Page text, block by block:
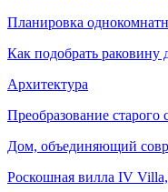
Планировка
Как подобрать раковину
Архитектура
Преобразование
Дом, объединяющий
Роскошная вилла IV